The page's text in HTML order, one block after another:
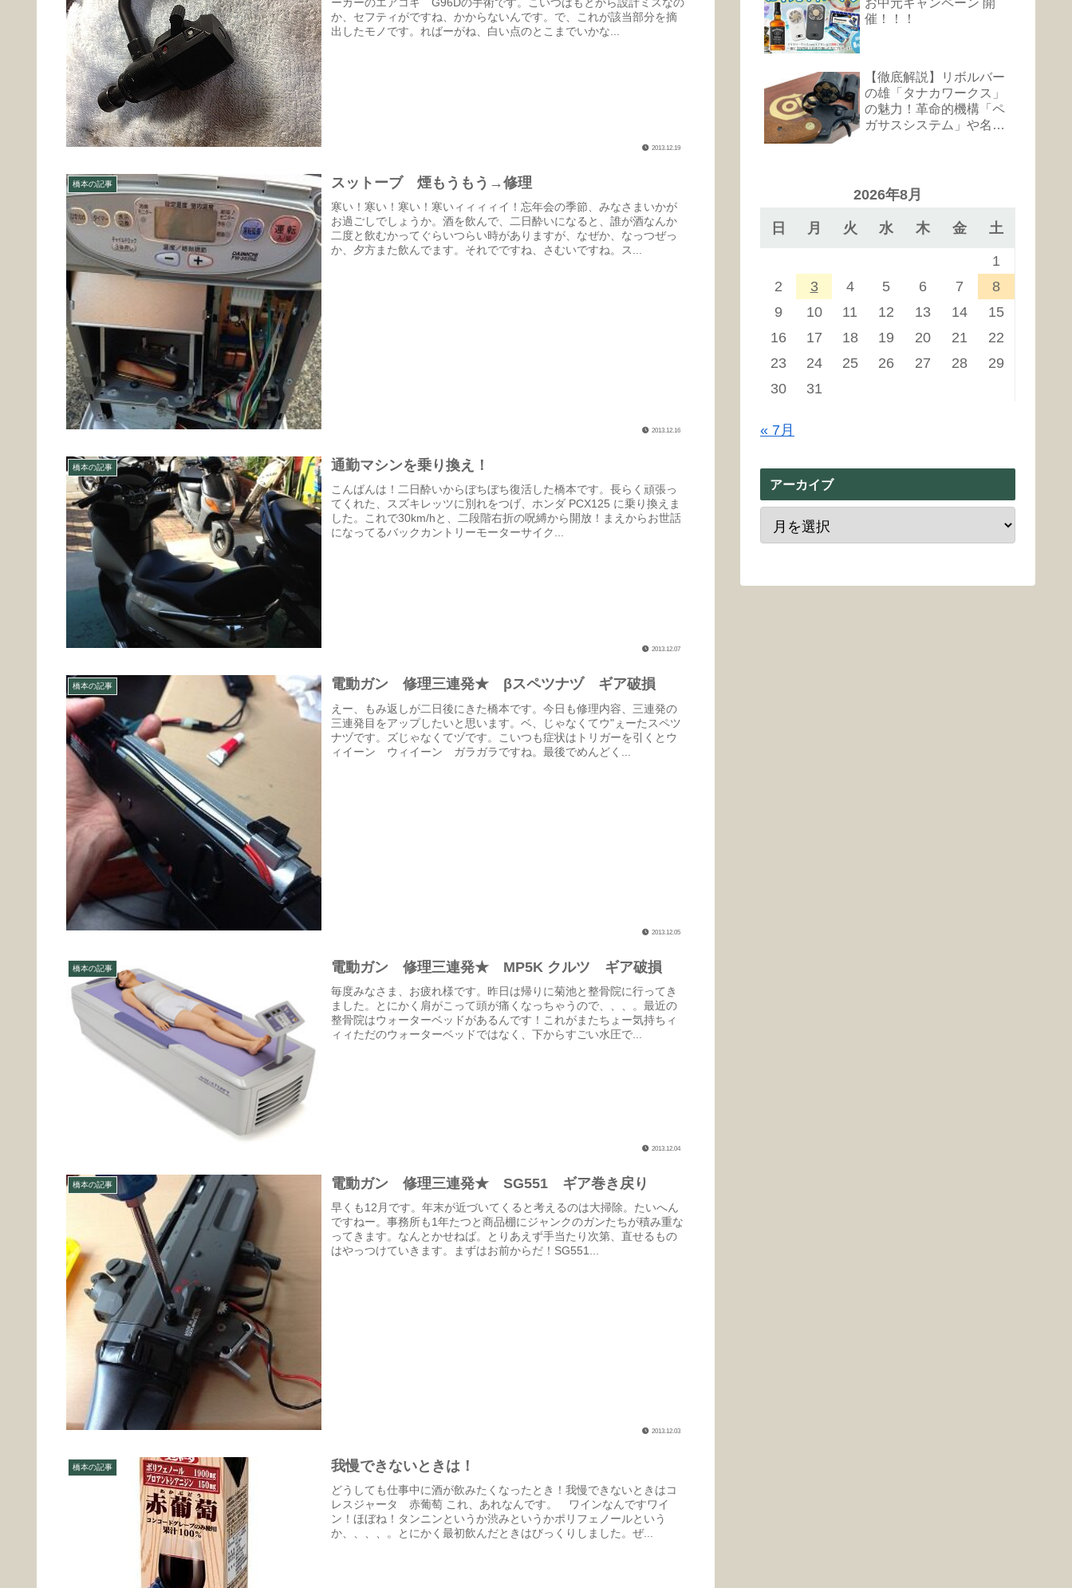
か、セフティがですね、かからないんです。で、これが該当部分を摘
出したモノです。ればーがね、白い点のとこまでいかな...
2013.12.19
橋本の記事 スットーブ 煙もうもう→修理
寒い！寒い！寒い！寒いィィィィイ！忘年会の季節、みなさまいかが
お過ごしでしょうか。酒を飲んで、二日酔いになると、誰が酒なんか
二度と飲むかってぐらいつらい時がありますが、なぜか、なっつぜっ
か、夕方また飲んでます。それでですね、さむいですね。ス...
2013.12.16
橋本の記事 通勤マシンを乗り換え！
こんばんは！二日酔いからぼちぼち復活した橋本です。長らく頑張っ
てくれた、スズキレッツに別れをつげ、ホンダ PCX125 に乗り換えま
した。これで30km/hと、二段階右折の呪縛から開放！まえからお世話
になってるバックカントリーモーターサイク...
2013.12.07
橋本の記事 電動ガン 修理三連発★ βスペツナヅ ギア破損
えー、もみ返しが二日後にきた橋本です。今日も修理内容、三連発の
三連発目をアップしたいと思います。ベ、じゃなくてウ"ぇーたスペツ
ナヅです。ズじゃなくてヅです。こいつも症状はトリガーを引くとウ
ィイーン ウィイーン ガラガラですね。最後でめんどく...
2013.12.05
橋本の記事 電動ガン 修理三連発★ MP5K クルツ ギア破損
毎度みなさま、お疲れ様です。昨日は帰りに菊池と整骨院に行ってき
ました。とにかく肩がこって頭が痛くなっちゃうので、、、。最近の
整骨院はウォーターベッドがあるんです！これがまたちょー気持ちィ
ィィただのウォーターベッドではなく、下からすごい水圧で...
2013.12.04
橋本の記事 電動ガン 修理三連発★ SG551 ギア巻き戻り
早くも12月です。年末が近づいてくると考えるのは大掃除。たいへん
ですねー。事務所も1年たつと商品棚にジャンクのガンたちが積み重な
ってきます。なんとかせねば。とりあえず手当たり次第、直せるもの
はやっつけていきます。まずはお前からだ！SG551...
2013.12.03
橋本の記事 我慢できないときは！
どうしても仕事中に酒が飲みたくなったとき！我慢できないときはコ
レスジャータ 赤葡萄 これ、あれなんです。 ワインなんですワイ
ン！ほぼね！タンニンというか渋みというかポリフェノールという
か、、、、。とにかく最初飲んだときはびっくりしました。ぜ...
催！！！
【徹底解説】リボルバー
の雄「タナカワークス」
の魅力！革命的機構「ペ
ガサスシステム」や名銃
2026年8月
日 月 火 水 木 金 土
1
2
3 4 5 6 7
8
9
10 11 12 13 14
15
16
17 18 19 20 21
22
23
24 25 26 27 28
29
30
31
« 7月
アーカイブ